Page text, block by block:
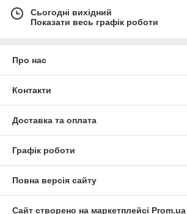
Сьогодні вихідний
Показати весь графік роботи
Про нас
Контакти
Доставка та оплата
Графік роботи
Повна версія сайту
Сайт створено на маркетплейсі Prom.ua